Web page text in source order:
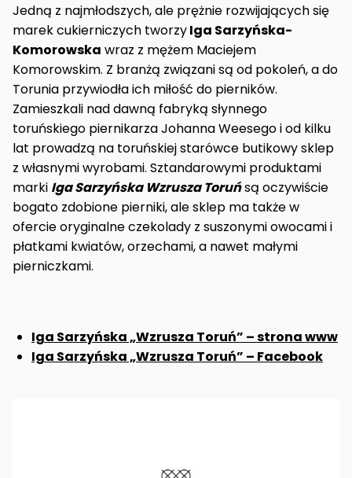
Jedną z najmłodszych, ale prężnie rozwijających się
marek cukierniczych tworzyIga Sarzyńska-
Komorowska wraz z mężem Maciejem
Komorowskim. Z branżą związani są od pokoleń, a do
Torunia przywiodła ich miłość do pierników.
Zamieszkali nad dawną fabryką słynnego
toruńskiego piernikarza Johanna Weesego i od kilku
lat prowadzą na toruńskiej starówce butikowy sklep
z własnymi wyrobami. Sztandarowymi produktami
marki Iga Sarzyńska Wzrusza Toruńsą oczywiście
bogato zdobione pierniki, ale sklep ma także w
ofercie oryginalne czekolady z suszonymi owocami i
płatkami kwiatów, orzechami, a nawet małymi
pierniczkami.
Iga Sarzyńska „Wzrusza Toruń” – strona www
Iga Sarzyńska „Wzrusza Toruń” – Facebook